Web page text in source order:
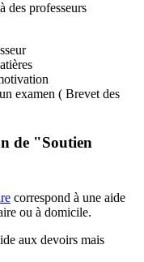
des professeurs
examen ( Brevet des
de "Soutien
correspond à une aide
ou à domicile.
aux devoirs mais